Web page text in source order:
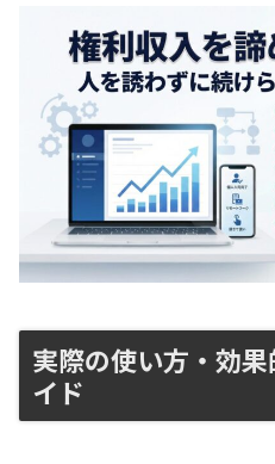
実際の使い方・効
イド